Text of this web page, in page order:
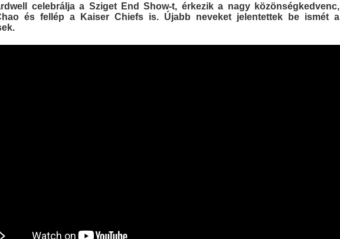
celebrálja a Sziget End Show-t, érkezik a nagy közönségkedvenc,
és fellép a Kaiser Chiefs is. Újabb neveket jelentettek be ismét a